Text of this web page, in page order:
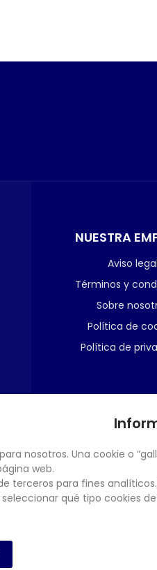
NUESTRA
Aviso legal
Términos y
Sobre
Política de
Política de
nosotros. Una cookie o
web.
terceros para fines
qué tipo cookies